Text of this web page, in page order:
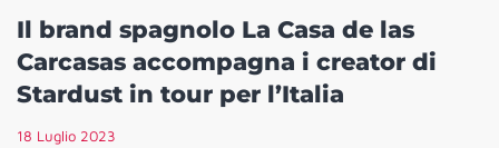
Il brand spagnolo La Casa de las
Carcasas accompagna i creator di
Stardust in tour per l’Italia
18 Luglio 2023